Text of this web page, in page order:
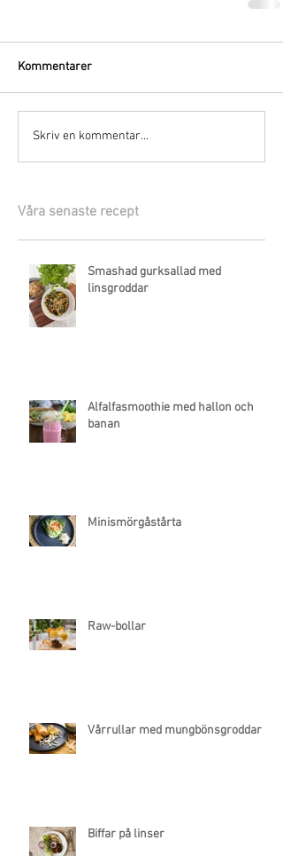
Kommentarer
Skriv en kommentar...
Våra senaste recept
Smashad gurksallad med
linsgroddar
Alfalfasmoothie med hallon och
banan
Minismörgåstårta
Raw-bollar
Vårrullar med mungbönsgroddar
Biffar på linser